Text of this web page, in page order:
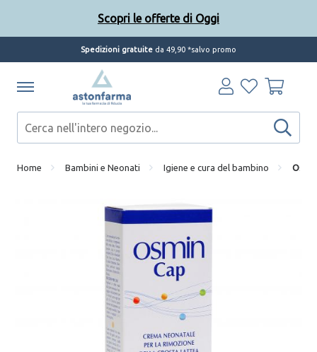
Spedizioni gratuite da 49,90 *salvo promo
Home Bambini e Neonati Igiene e cura del bambino
Scopri le offerte di Oggi